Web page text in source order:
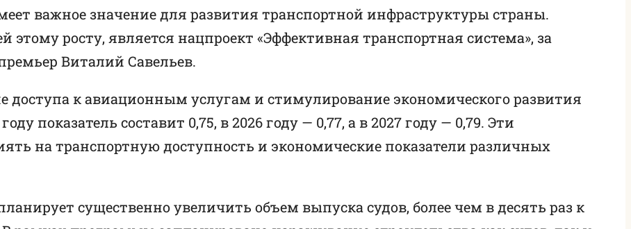
важное значение для развития транспортной инфраструктуры страны.
этому росту, является нацпроект «Эффективная транспортная система», за
Виталий Савельев.
к авиационным услугам и стимулирование экономического развития
показатель составит 0,75, в 2026 году — 0,77, а в 2027 году — 0,79. Эти
на транспортную доступность и экономические показатели различных
существенно увеличить объем выпуска судов, более чем в десять раз к